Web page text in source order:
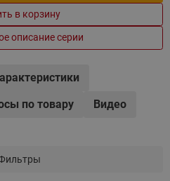
в корзину
описание серии
по товару Видео